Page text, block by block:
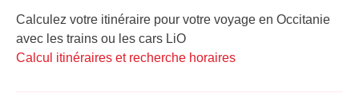
Calculez votre itinéraire pour votre voyage en Occitanie
avec les trains ou les cars LiO
Calcul itinéraires et recherche horaires